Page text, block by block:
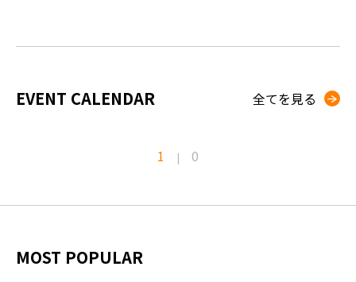
EVENT CALENDAR 全てを見る
1 | 0
MOST POPULAR